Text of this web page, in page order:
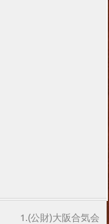
1.(公財)大阪合気会